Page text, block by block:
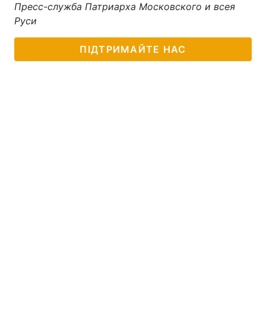
Пресс-служба Патриарха Московского и всея
Руси
ПІДТРИМАЙТЕ НАС